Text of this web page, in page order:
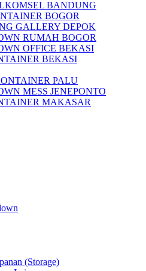
BANDUNG
BOGOR
GALLERY DEPOK
RUMAH BOGOR
OFFICE BEKASI
BEKASI
PALU
MESS JENEPONTO
MAKASAR
(Storage)